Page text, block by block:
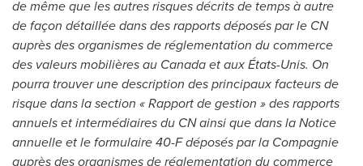
de même que les autres risques décrits de temps à autre
de façon détaillée dans des rapports déposés par le CN
auprès des organismes de réglementation du commerce
des valeurs mobilières au Canadaet aux États-Unis. On
pourra trouver une description des principaux facteurs de
risque dans la section « Rapport de gestion » des rapports
annuels et intermédiaires du CN ainsi que dans la Notice
annuelle et le formulaire 40-F déposés par la Compagnie
auprès des organismes de réglementation du commerce